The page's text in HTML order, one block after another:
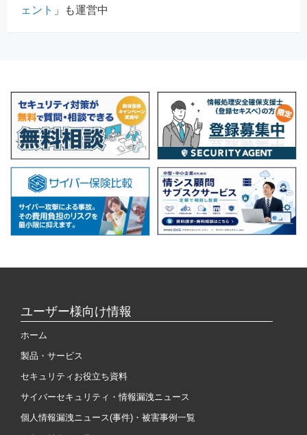
ェント 」も運営中
ユーザー様向け情報
ホーム
製品・サービス
セキュリティお役立ち資料
サイバーセキュリティ・情報漏洩ニュース
個人情報漏洩ニュース(事件)・被害事例一覧